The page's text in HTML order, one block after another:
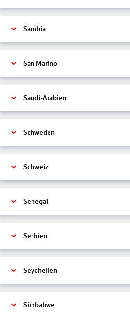
Sambia
San Marino
Saudi-Arabien
Schweden
Schweiz
Senegal
Serbien
Seychellen
Simbabwe